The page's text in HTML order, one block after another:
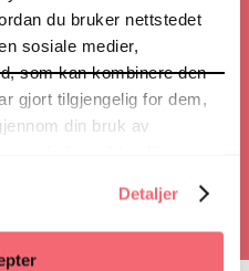
du bruker nettstedet
sosiale medier,
som kan kombinere den
gjort tilgjengelig for dem,
din bruk av
Detaljer